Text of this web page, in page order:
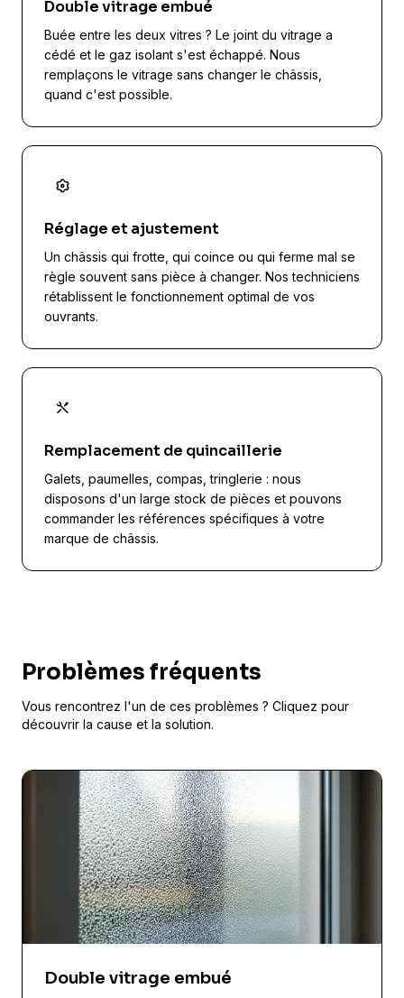
Double vitrage embué
Buée entre les deux vitres ? Le joint du vitrage a
cédé et le gaz isolant s'est échappé. Nous
remplaçons le vitrage sans changer le châssis,
quand c'est possible.
Réglage et ajustement
Un châssis qui frotte, qui coince ou qui ferme mal se
règle souvent sans pièce à changer. Nos techniciens
rétablissent le fonctionnement optimal de vos
ouvrants.
Remplacement de quincaillerie
Galets, paumelles, compas, tringlerie : nous
disposons d'un large stock de pièces et pouvons
commander les références spécifiques à votre
marque de châssis.
Problèmes fréquents
Vous rencontrez l'un de ces problèmes ? Cliquez pour
découvrir la cause et la solution.
Double vitrage embué